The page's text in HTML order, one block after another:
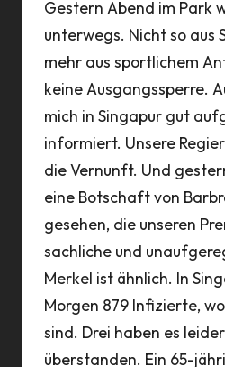
Gestern Abend im Park
unterwegs. Nicht so aus
mehr aus sportlichem
keine Ausgangssperre.
mich in Singapur gut
informiert. Unsere
die Vernunft. Und
eine Botschaft von
gesehen, die unseren
sachliche und
Merkel ist ähnlich. In
Morgen 879 Infizierte,
sind. Drei haben es
überstanden. Ein 65-